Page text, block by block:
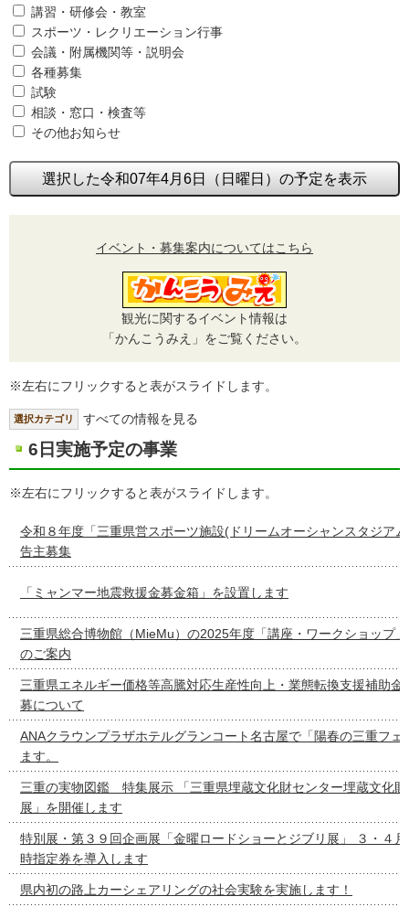
講習・研修会・教室
スポーツ・レクリエーション行事
会議・附属機関等・説明会
各種募集
試験
相談・窓口・検査等
その他お知らせ
選択した令和07年4月6日（日曜日）の予定を表示
イベント・募集案内についてはこちら
観光に関するイベント情報は
「かんこうみえ」をご覧ください。
※左右にフリックすると表がスライドします。
選択カテゴリ すべての情報を見る
6日実施予定の事業
※左右にフリックすると表がスライドします。
令和８年度「三重県営スポーツ施設(ドリームオーシャンスタジア
告主募集
「ミャンマー地震救援金募金箱」を設置します
三重県総合博物館（MieMu）の2025年度「講座・ワークショップ
のご案内
三重県エネルギー価格等高騰対応生産性向上・業態転換支援補助金
募について
ANAクラウンプラザホテルグランコート名古屋で「陽春の三重フェ
ます。
三重の実物図鑑 特集展示 「三重県埋蔵文化財センター埋蔵文化
展」を開催します
特別展・第３９回企画展「金曜ロードショーとジブリ展」 ３・４
時指定券を導入します
県内初の路上カーシェアリングの社会実験を実施します！